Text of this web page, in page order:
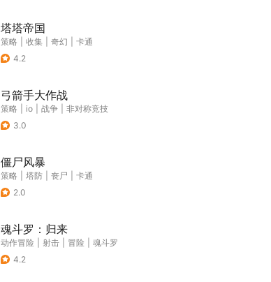
塔塔帝国
策略 收集 奇幻
卡通
4.2
弓箭手大作战
策略 io 战争
非对称竞技
3.0
僵尸风暴
策略 塔防 丧尸
卡通
2.0
魂斗罗：归来
动作冒险 射击 冒险
魂斗罗
4.2